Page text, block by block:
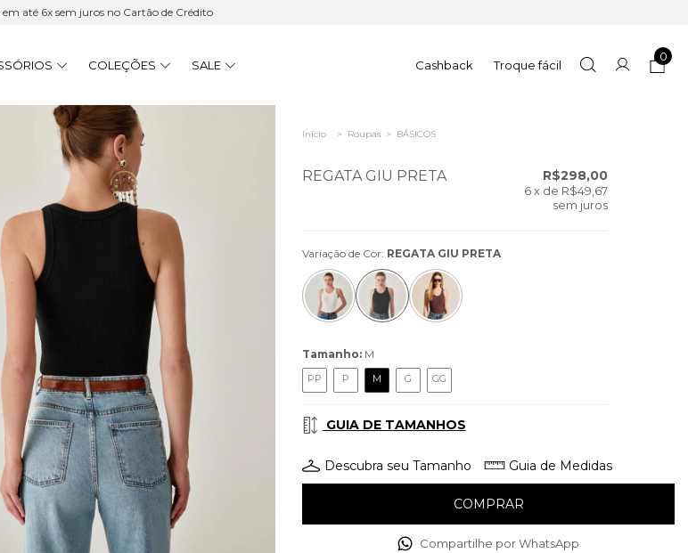
em até 6x sem juros no Cartão de Crédito
COLEÇÕES SALE Cashback Troque fácil
0
Início > Roupas > BÁSICOS
REGATA GIU PRETA R$298,00
6 x de R$49,67
sem juros
Variação de Cor: REGATA GIU PRETA
Tamanho: M
PP P M G GG
GUIA DE TAMANHOS
Descubra seu Tamanho Guia de Medidas
Compartilhe por WhatsApp